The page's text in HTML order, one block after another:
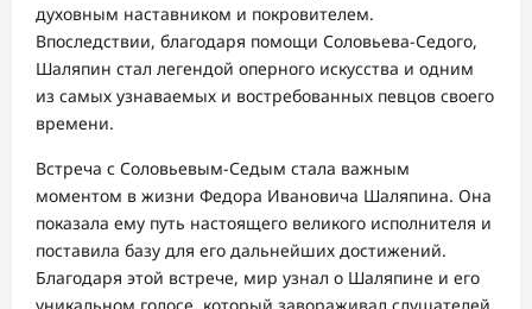
духовным наставником и покровителем.
Впоследствии, благодаря помощи Соловьева-Седого,
Шаляпин стал легендой оперного искусства и одним
из самых узнаваемых и востребованных певцов своего
времени.
Встреча с Соловьевым-Седым стала важным
моментом в жизни Федора Ивановича Шаляпина. Она
показала ему путь настоящего великого исполнителя и
поставила базу для его дальнейших достижений.
Благодаря этой встрече, мир узнал о Шаляпине и его